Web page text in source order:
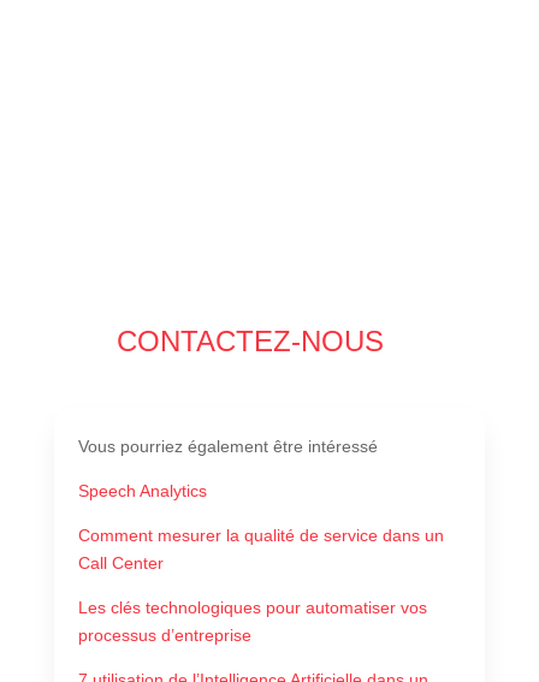
CONTACTEZ-NOUS
Vous pourriez également être intéressé
Speech Analytics
Comment mesurer la qualité de service dans un
Call Center
Les clés technologiques pour automatiser vos
processus d’entreprise